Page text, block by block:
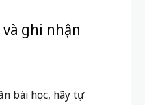
ghi nhận
bài học, hãy tự